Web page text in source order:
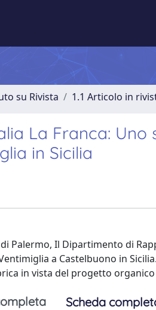
su Rivista 1.1 Articolo in
La Franca:
in Sicilia
Palermo, Il Dipartimento di
a Castelbuono in
in vista del progetto
Scheda